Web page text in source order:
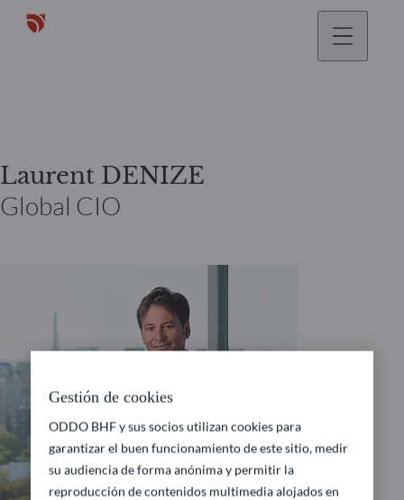
Laurent DENIZE
Global CIO
Gestión de cookies
ODDO BHF y sus socios utilizan cookies para
garantizar el buen funcionamiento de este sitio, medir
su audiencia de forma anónima y permitir la
reproducción de contenidos multimedia alojados en